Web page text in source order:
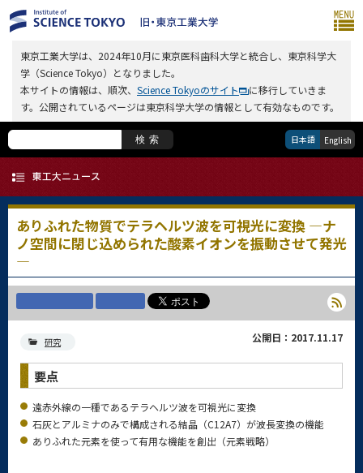
東京工業大学は、2024年10月に東京医科歯科大学と統合し、東京科学大
学（Science Tokyo）となりました。
本サイトの情報は、順次、 Science Tokyoのサイト
に移行していきま
す。公開されているページは東京科学大学の情報として有効なものです。
検索 日本語 English
ありふれた物質でテラヘルツ波を可視光に変換 ―ナ
ノ空間に閉じ込められた酸素イオンを振動させて発光
―
研究 公開日：2017.11.17
要点
遠赤外線の一種であるテラヘルツ波を可視光に変換
石灰とアルミナのみで構成される結晶（C12A7）が波長変換の機能
ありふれた元素を使って有用な機能を創出（元素戦略）